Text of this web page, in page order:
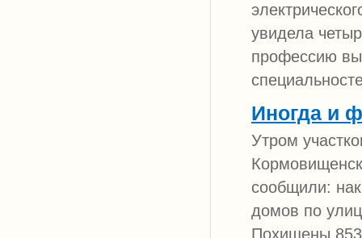
увидела
профессию
Иногда и
Утром
сообщили:
домов по
Похищены